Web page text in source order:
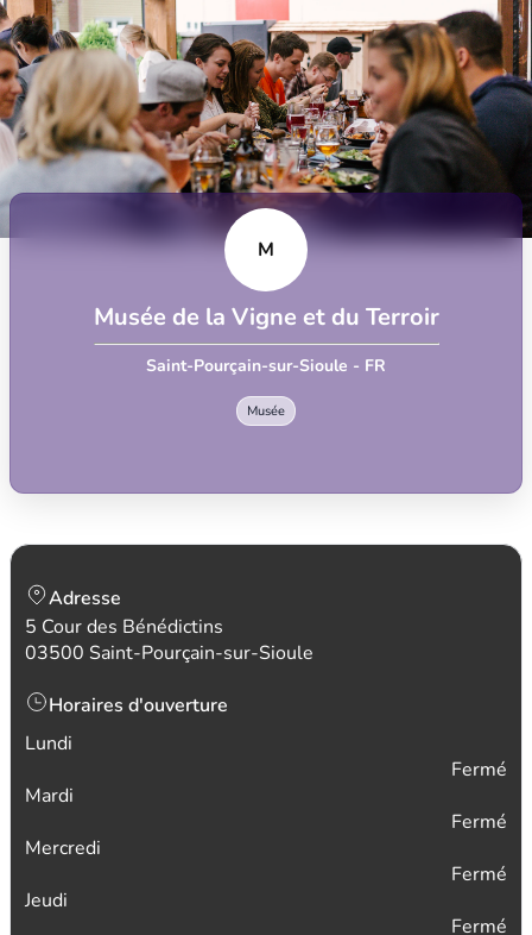
M
Musée de la Vigne et du Terroir
Saint-Pourçain-sur-Sioule - FR
Musée
Adresse
5 Cour des Bénédictins
03500 Saint-Pourçain-sur-Sioule
Horaires d'ouverture
Lundi
Fermé
Mardi
Fermé
Mercredi
Fermé
Jeudi
Fermé